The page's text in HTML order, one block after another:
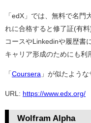
「edX」では、無料で名門
れに合格すると修了証(有
コースやLinkedinや履歴書
キャリア形成のためにも利
「Coursera 」が似たよう
URL: https://www.edx.org/
Wolfram Alpha